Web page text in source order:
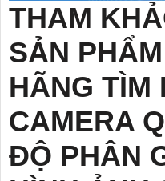
THAM
SẢN
HÃNG TÌM
CAMERA
ĐỘ PHÂN